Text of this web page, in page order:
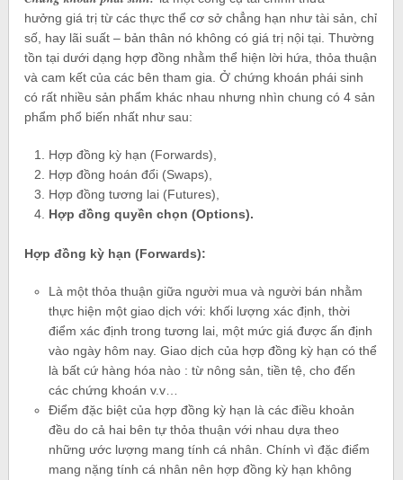
hưởng giá trị từ các thực thể cơ sở chẳng hạn như tài sản, chỉ
số, hay lãi suất – bản thân nó không có giá trị nội tại. Thường
tồn tại dưới dạng hợp đồng nhằm thể hiện lời hứa, thỏa thuận
và cam kết của các bên tham gia. Ở chứng khoán phái sinh
có rất nhiều sản phẩm khác nhau nhưng nhìn chung có 4 sản
phẩm phổ biến nhất như sau:
Hợp đồng kỳ hạn (Forwards),
Hợp đồng hoán đổi (Swaps),
Hợp đồng tương lai (Futures),
Hợp đồng quyền chọn (Options).
Hợp đồng kỳ hạn (Forwards):
Là một thỏa thuận giữa người mua và người bán nhằm
thực hiện một giao dịch với: khối lượng xác định, thời
điểm xác định trong tương lai, một mức giá được ấn định
vào ngày hôm nay. Giao dịch của hợp đồng kỳ hạn có thể
là bất cứ hàng hóa nào : từ nông sản, tiền tệ, cho đến
các chứng khoán v.v…
Điểm đặc biệt của hợp đồng kỳ hạn là các điều khoản
đều do cả hai bên tự thỏa thuận với nhau dựa theo
những ước lượng mang tính cá nhân. Chính vì đặc điểm
mang nặng tính cá nhân nên hợp đồng kỳ hạn không